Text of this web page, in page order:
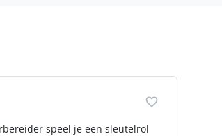
speel je een sleutelrol